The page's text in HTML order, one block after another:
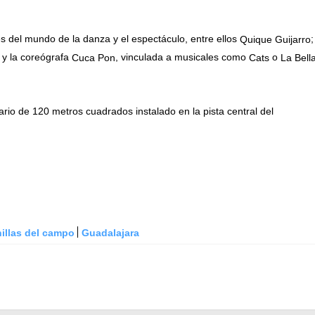
del mundo de la danza y el espectáculo, entre ellos Quique Guijarro
y la coreógrafa Cuca Pon , vinculada a musicales como Cats o La
de 120 metros cuadrados instalado en la pista central del
del campo Guadalajara